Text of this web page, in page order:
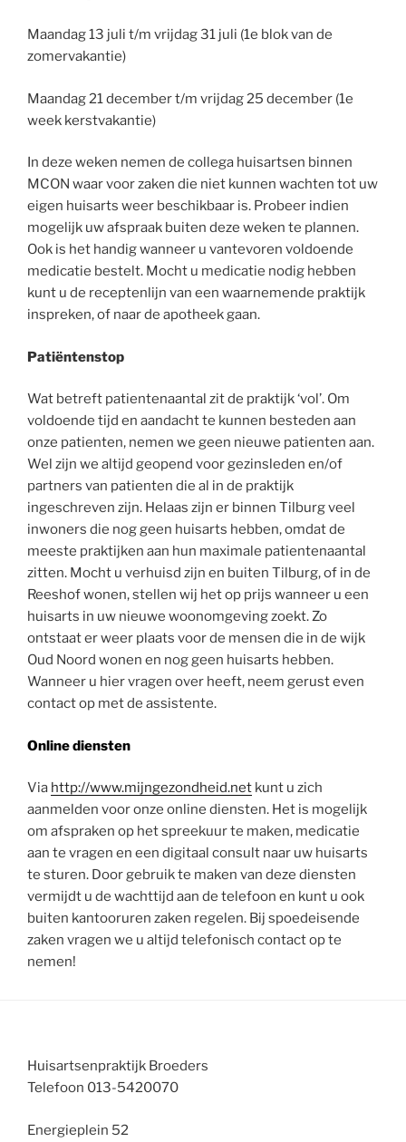
Maandag 13 juli t/m vrijdag 31 juli (1e blok van de
zomervakantie)
Maandag 21 december t/m vrijdag 25 december (1e
week kerstvakantie)
In deze weken nemen de collega huisartsen binnen
MCON waar voor zaken die niet kunnen wachten tot uw
eigen huisarts weer beschikbaar is. Probeer indien
mogelijk uw afspraak buiten deze weken te plannen.
Ook is het handig wanneer u vantevoren voldoende
medicatie bestelt. Mocht u medicatie nodig hebben
kunt u de receptenlijn van een waarnemende praktijk
inspreken, of naar de apotheek gaan.
Patiëntenstop
Wat betreft patientenaantal zit de praktijk ‘vol’. Om
voldoende tijd en aandacht te kunnen besteden aan
onze patienten, nemen we geen nieuwe patienten aan.
Wel zijn we altijd geopend voor gezinsleden en/of
partners van patienten die al in de praktijk
ingeschreven zijn. Helaas zijn er binnen Tilburg veel
inwoners die nog geen huisarts hebben, omdat de
meeste praktijken aan hun maximale patientenaantal
zitten. Mocht u verhuisd zijn en buiten Tilburg, of in de
Reeshof wonen, stellen wij het op prijs wanneer u een
huisarts in uw nieuwe woonomgeving zoekt. Zo
ontstaat er weer plaats voor de mensen die in de wijk
Oud Noord wonen en nog geen huisarts hebben.
Wanneer u hier vragen over heeft, neem gerust even
contact op met de assistente.
Online diensten
Via http://www.mijngezondheid.net kunt u zich
aanmelden voor onze online diensten. Het is mogelijk
om afspraken op het spreekuur te maken, medicatie
aan te vragen en een digitaal consult naar uw huisarts
te sturen. Door gebruik te maken van deze diensten
vermijdt u de wachttijd aan de telefoon en kunt u ook
buiten kantooruren zaken regelen. Bij spoedeisende
zaken vragen we u altijd telefonisch contact op te
nemen!
Huisartsenpraktijk Broeders
Telefoon 013-5420070
Energieplein 52